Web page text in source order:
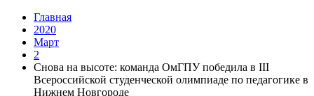
Главная
2020
Март
2
Снова на высоте: команда ОмГПУ победила в III
Всероссийской студенческой олимпиаде по педагогике в
Нижнем Новгороде